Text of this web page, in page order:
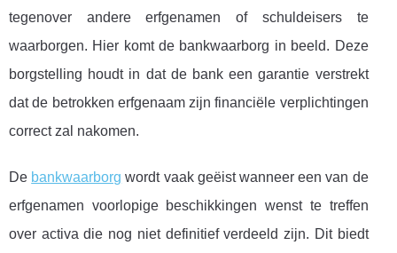
tegenover andere erfgenamen of schuldeisers te
waarborgen. Hier komt de bankwaarborg in beeld. Deze
borgstelling houdt in dat de bank een garantie verstrekt
dat de betrokken erfgenaam zijn financiële verplichtingen
correct zal nakomen.
De bankwaarborg wordt vaak geëist wanneer een van de
erfgenamen voorlopige beschikkingen wenst te treffen
over activa die nog niet definitief verdeeld zijn. Dit biedt